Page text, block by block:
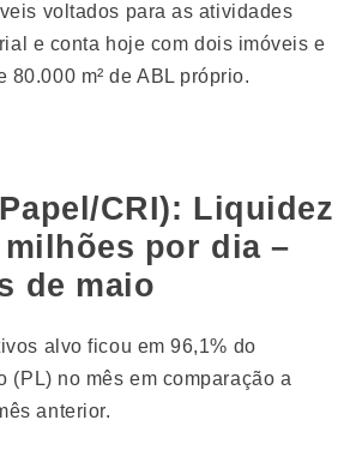
voltados para as atividades
e conta hoje com dois imóveis e
80.000 m² de ABL próprio.
CRI): Liquidez
milhões por dia –
de maio
alvo ficou em 96,1% do
(PL) no mês em comparação a
anterior.